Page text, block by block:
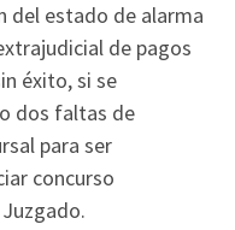
del estado de alarma
de pagos
éxito, si se
dos faltas de
para ser
concurso